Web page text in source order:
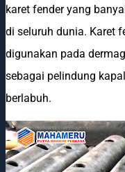
karet fender yang
di seluruh dunia. Karet
digunakan pada
sebagai pelindung
berlabuh.